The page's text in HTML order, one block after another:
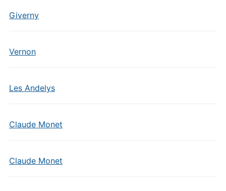
Giverny
Vernon
Les Andelys
Claude Monet
Claude Monet